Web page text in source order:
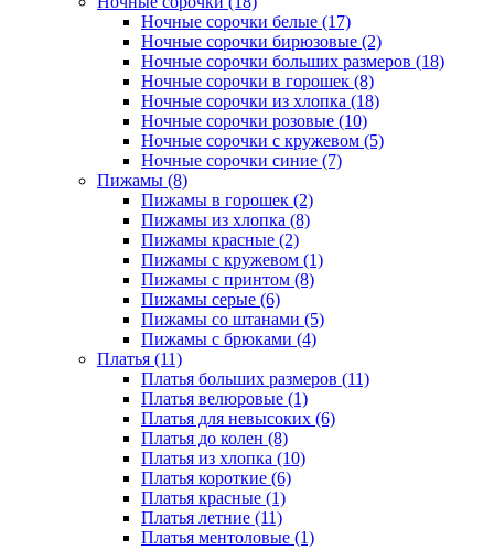
Ночные сорочки белые (17)
Ночные сорочки бирюзовые (2)
Ночные сорочки больших размеров (18)
Ночные сорочки в горошек (8)
Ночные сорочки из хлопка (18)
Ночные сорочки розовые (10)
Ночные сорочки с кружевом (5)
Ночные сорочки синие (7)
Пижамы (8)
Пижамы в горошек (2)
Пижамы из хлопка (8)
Пижамы красные (2)
Пижамы с кружевом (1)
Пижамы с принтом (8)
Пижамы серые (6)
Пижамы со штанами (5)
Пижамы с брюками (4)
Платья (11)
Платья больших размеров (11)
Платья велюровые (1)
Платья для невысоких (6)
Платья до колен (8)
Платья из хлопка (10)
Платья короткие (6)
Платья красные (1)
Платья летние (11)
Платья ментоловые (1)